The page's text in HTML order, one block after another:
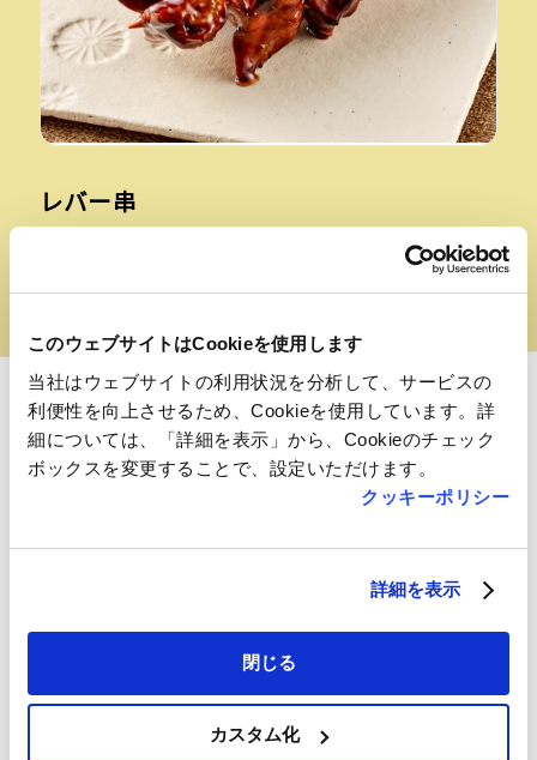
このウェブサイトはCookieを使用します
当社はウェブサイトの利用状況を分析して、サービスの
利便性を向上させるため、Cookieを使用しています。詳
細については、「詳細を表示」から、Cookieのチェック
ボックスを変更することで、設定いただけます。
クッキーポリシー
詳細を表示
閉じる
カスタム化
レバー串
クセが少なく、しっとりとしたまろやかな味わいがお
フロアマップ